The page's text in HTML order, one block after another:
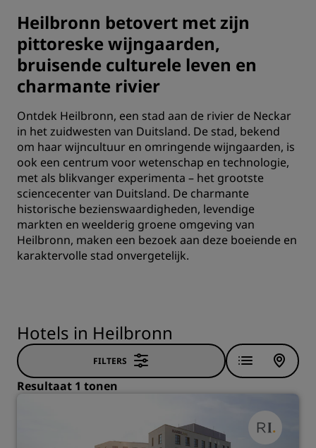
Heilbronn betovert met zijn
pittoreske wijngaarden,
bruisende culturele leven en
charmante rivier
Ontdek Heilbronn, een stad aan de rivier de Neckar
in het zuidwesten van Duitsland. De stad, bekend
om haar wijncultuur en omringende wijngaarden, is
ook een centrum voor wetenschap en technologie,
met als blikvanger experimenta – het grootste
sciencecenter van Duitsland. De charmante
historische bezienswaardigheden, levendige
markten en weelderig groene omgeving van
Heilbronn, maken een bezoek aan deze boeiende en
karaktervolle stad onvergetelijk.
Hotels in Heilbronn
FILTERS
Resultaat 1 tonen